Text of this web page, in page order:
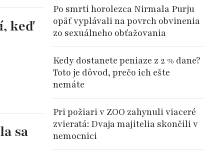
keď
sa
Po smrti horolezca Nirmala Purju
opäť vyplávali na povrch obvinenia
zo sexuálneho obťažovania
Kedy dostanete peniaze z 2 % dane?
Toto je dôvod, prečo ich ešte
nemáte
Pri požiari v ZOO zahynuli viaceré
zvieratá: Dvaja majitelia skončili v
nemocnici